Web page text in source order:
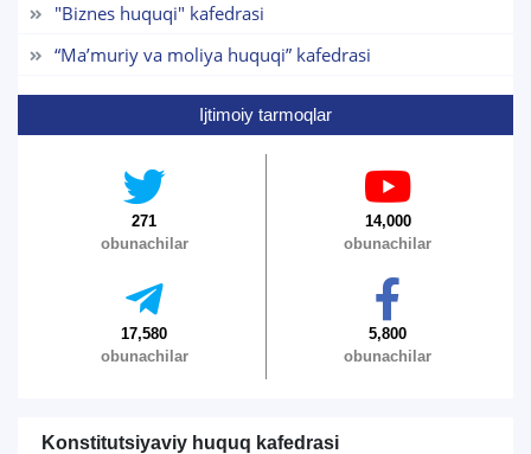
"Biznes huquqi" kafedrasi
“Maʼmuriy va moliya huquqi” kafedrasi
Ijtimoiy tarmoqlar
271
obunachilar
14,000
obunachilar
17,580
obunachilar
5,800
obunachilar
Konstitutsiyaviy huquq kafedrasi